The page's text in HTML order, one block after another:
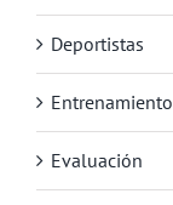
Deportistas
Entrenamiento
Evaluación